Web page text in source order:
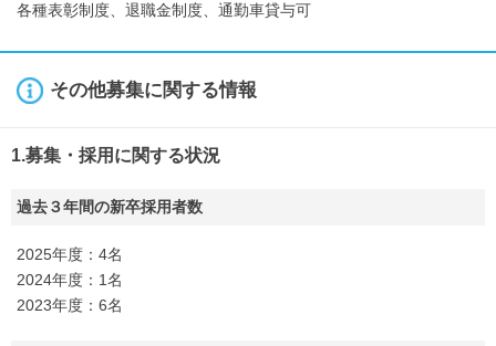
各種表彰制度、退職金制度、通勤車貸与可
その他募集に関する情報
1.募集・採用に関する状況
過去３年間の新卒採用者数
2025年度：4名
2024年度：1名
2023年度：6名